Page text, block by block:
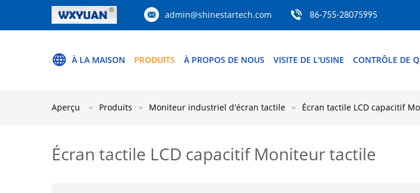
admin@shinestartech.com 86-755-28075995
À LA MAISON PRODUITS À PROPOS DE NOUS VISITE DE L'USINE CONTRÔLE DE
Aperçu Produits Moniteur industriel d'écran tactile Écran tactile LCD capacitif
Écran tactile LCD capacitif Moniteur tactile